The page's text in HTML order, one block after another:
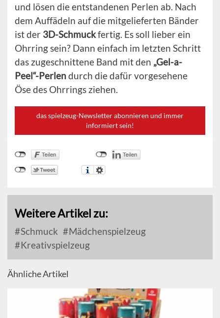
und lösen die entstandenen Perlen ab. Nach
dem Auffädeln auf die mitgelieferten Bänder
ist der 3D-Schmuckfertig. Es soll lieber ein
Ohrring sein? Dann einfach im letzten Schritt
das zugeschnittene Band mit den „Gel-a-
Peel“-Perlendurch die dafür vorgesehene
Öse des Ohrrings ziehen.
das spielzeug-Newsletter abonnieren und immer
informiert sein!
Weitere Artikel zu:
Schmuck
Mädchenspielzeug
Kreativspielzeug
Ähnliche Artikel